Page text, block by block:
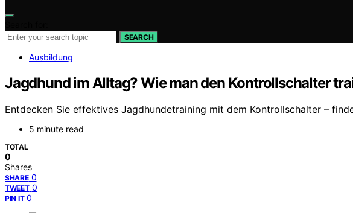
SEARCH
Ausbildung
Jagdhund im Alltag? Wie man den Kontrollschalter
Entdecken Sie effektives Jagdhundetraining mit dem Kontrollschalter –
5 minute read
TOTAL
0
Shares
SHARE 0
TWEET 0
PIN IT 0